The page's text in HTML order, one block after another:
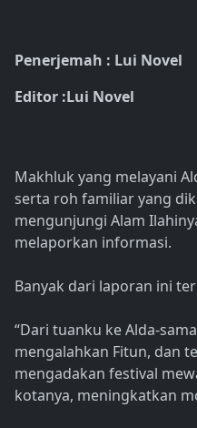
Penerjemah : Lui Novel
Editor :Lui Novel
Makhluk yang melayani
serta roh familiar yang
mengunjungi Alam
melaporkan informasi.
Banyak dari laporan ini
“Dari tuanku ke Alda-
mengalahkan Fitun, dan
mengadakan festival
kotanya, meningkatkan